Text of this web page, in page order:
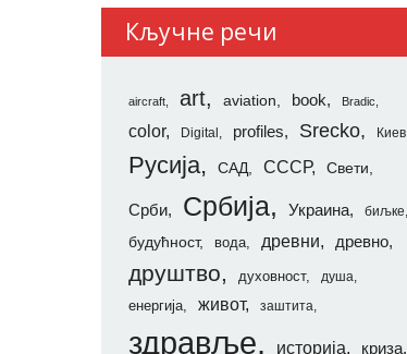
Кључне речи
aircraft art aviation book Bradic
color Digital profiles Srecko Киев
Русија САД СССР Свети
Срби Србија Украина биљке
будућност вода древни древно
друштво духовност душа
енергија живот заштита
здравље историја
криза